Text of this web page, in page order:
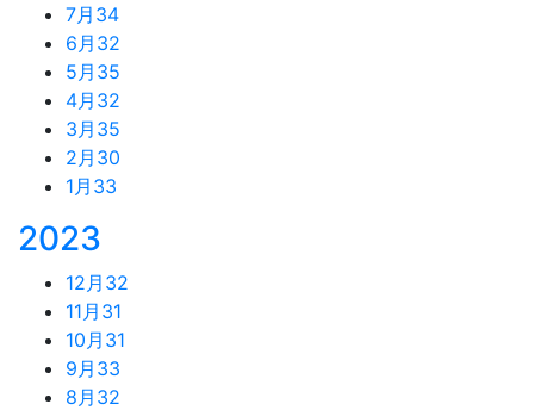
7月 34
6月 32
5月 35
4月 32
3月 35
2月 30
1月 33
2023
12月 32
11月 31
10月 31
9月 33
8月 32